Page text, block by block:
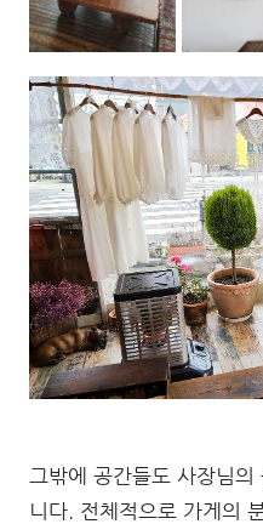
그밖에 공간들도 사장님
니다. 전체적으로 가게의